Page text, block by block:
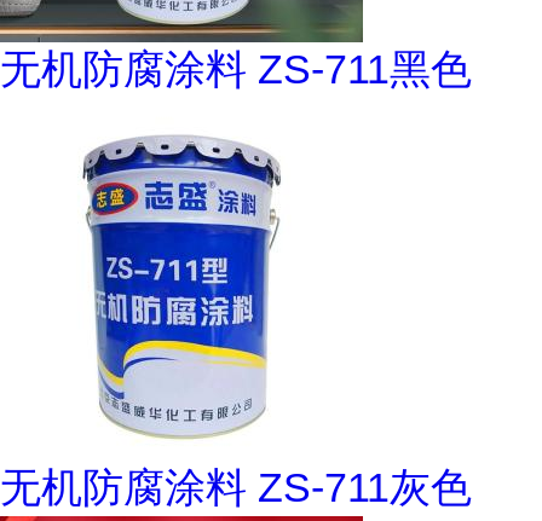
无机防腐涂料 ZS-711黑色
无机防腐涂料 ZS-711灰色